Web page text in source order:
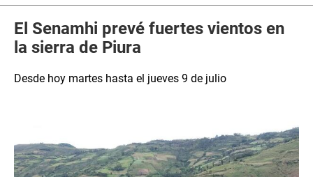
El Senamhi prevé fuertes vientos en
la sierra de Piura
Desde hoy martes hasta el jueves 9 de julio